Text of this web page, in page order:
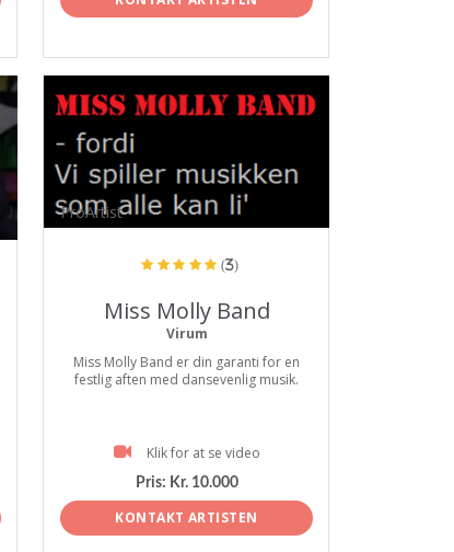
ProArtist
(3)
Miss Molly Band
Virum
Miss Molly Band er din garanti for en
festlig aften med dansevenlig musik.
Klik for at se video
Pris: Kr. 10.000
KONTAKT ARTISTEN